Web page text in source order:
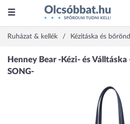
Ruházat & kellék Kézitáska és bőrönd